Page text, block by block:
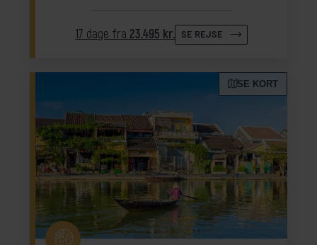
17 dage fra23.495 kr. SE REJSE
SE KORT